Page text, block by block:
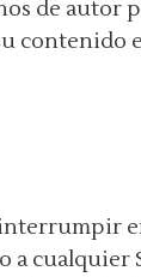
de autor
contenido
a cualquier